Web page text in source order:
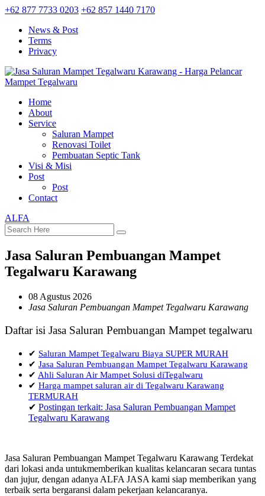
+62 877 7733 0203 +62 857 1440 7170
News & Post
Terms
Privacy
Home
About
Service
Saluran Mampet
Renovasi Toilet
Pembuatan Septic Tank
Visi & Misi
Post
Post
Contact
ALFA
Jasa Saluran Pembuangan Mampet
Tegalwaru Karawang
08 Agustus 2026
Jasa Saluran Pembuangan Mampet Tegalwaru Karawang
Daftar isi Jasa Saluran Pembuangan Mampet tegalwaru
✔ Saluran Mampet Tegalwaru Biaya SUPER MURAH
✔ Jasa Saluran Pembuangan Mampet Tegalwaru Karawang
✔ Ahli Saluran Air Mampet Solusi diTegalwaru
✔ Harga mampet saluran air di Tegalwaru Karawang
TERMURAH
✔ Postingan terkait: Jasa Saluran Pembuangan Mampet
Tegalwaru Karawang
Jasa Saluran Pembuangan Mampet Tegalwaru Karawang Terdekat
dari lokasi anda untukmemberikan kualitas kelancaran secara tuntas
dan jujur, dengan adanya ALFA JASA kami siap memberikan yang
terbaik serta bergaransi dalam pekerjaan kelancaranya.